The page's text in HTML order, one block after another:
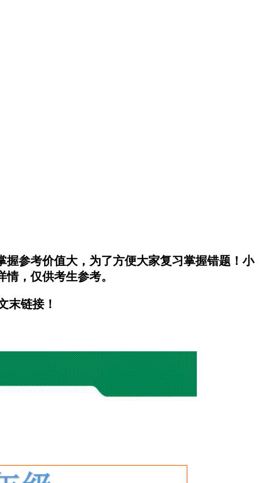
参考价值大，为了方便大家复习掌握错题！小
，仅供考生参考。
末链接！